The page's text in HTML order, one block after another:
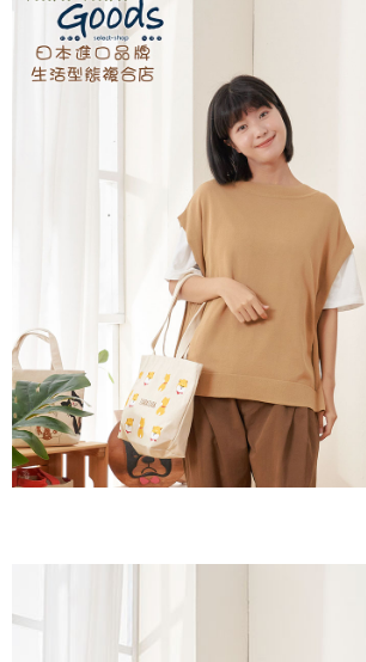
【「AFTEE先享後付」結帳流程】
１．於結帳方式選擇「AFTEE先享後付」後，將跳
結帳頁面，進行簡訊認證並確認金額後，即可完成結
２．訂單成立數日內，您將收到繳費通知簡訊。
３．收到繳費通知簡訊後14天內，點擊此簡訊中的
ATM／網路銀行／等多元方式進行付款，方視為交易
※ 請注意：結帳手續完成當下不需立刻繳費，但若
購買商品的店家。未經商家同意取消之訂單仍視為有
※ 交易是否成功請以「AFTEE先享後付 」之結帳頁
是否繳費成功／繳費後需取消欲退款等相關疑問，
https://
１．透過由恩沛科技股份有限公司提供之「AFTEE
易，需依本服務之必要範圍內提供個人資料，並將
權轉讓予恩沛科技股份有限公司。
２．關於個人資料處理事宜，請瀏覽以下網址：
https://aftee.tw/terms/#terms3
３．未成年的使用者請事先徵得法定代理人或監護人
「AFTEE先享後付」，若未經同意申辦者引起之損
任。
５．嚴禁一人註冊多個帳號或使用他人資訊註冊。
每筆NT$60，滿NT$1,800(含以上)免運費
付款後全家取貨
每筆NT$60，滿NT$1,800(含以上)免運費
7-11取貨付款
每筆NT$60，滿NT$2,000(含以上)免運費
付款後7-11取貨
每筆NT$60，滿NT$2,000(含以上)免運費
黑貓宅急便(包裹尺寸60cm以下)
每筆NT$100，滿NT$2,000(含以上)免運費
黑貓宅急便(包裹尺寸90cm以下)
每筆NT$140，滿NT$2,000(含以上)免運費